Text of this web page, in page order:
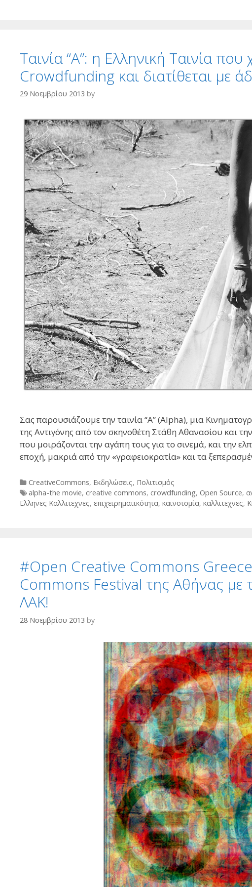
Ταινία “Α”: η Ελληνική Ταινία
Crowdfunding και διατίθεται με
29 Νοεμβρίου 2013 by
Σας παρουσιάζουμε την ταινία “Α” (Alpha), μια
της Αντιγόνης από τον σκηνοθέτη Στάθη Αθανασίου και
που μοιράζονται την αγάπη τους για το σινεμά, και την
εποχή, μακριά από την «γραφειοκρατία» και τα
Categories
CreativeCommons, Εκδηλώσεις, Πολιτισμός
Tags
alpha-the movie, creative commons, crowdfunding, Open Source,
Ελληνες Καλλιτεχνες, επιχειρηματικότητα, καινοτομία, καλλιτεχνες,
#Οpen Creative Commons
Commons Festival της Αθήνας με
ΛΑΚ!
28 Νοεμβρίου 2013 by